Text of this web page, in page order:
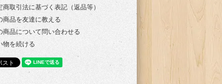
商取引法に基づく表記（返品等）
商品を友達に教える
商品について問い合わせる
物を続ける